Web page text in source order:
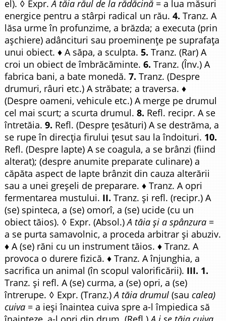
el). ◊ Expr.A tăia răul de la rădăcină = a lua măsuri
energice pentru a stârpi radical un rău.4. Tranz. A
lăsa urme în profunzime, a brăzda; a executa (prin
așchiere) adâncituri sau proeminențe pe suprafața
unui obiect. ♦ A săpa, a sculpta.5. Tranz. (Rar) A
croi un obiect de îmbrăcăminte.6. Tranz. (Înv.) A
fabrica bani, a bate monedă.7. Tranz. (Despre
drumuri, râuri etc.) A străbate; a traversa. ♦
(Despre oameni, vehicule etc.) A merge pe drumul
cel mai scurt; a scurta drumul.8. Refl. recipr. A se
întretăia.9. Refl. (Despre țesături) A se destrăma, a
se rupe în direcția firului țesut sau la îndoituri. 10.
Refl. (Despre lapte) A se coagula, a se brânzi (fiind
alterat); (despre anumite preparate culinare) a
căpăta aspect de lapte brânzit din cauza alterării
sau a unei greșeli de preparare. ♦ Tranz. A opri
fermentarea mustului. II. Tranz. și refl. (recipr.) A
(se) spinteca, a (se) omorî, a (se) ucide (cu un
obiect tăios). ◊ Expr. (Absol.)A tăia și a spânzura =
a se purta samavolnic, a proceda arbitrar și abuziv.
♦ A (se) răni cu un instrument tăios. ♦ Tranz. A
provoca o durere fizică. ♦ Tranz. A înjunghia, a
sacrifica un animal (în scopul valorificării). III. 1.
Tranz. și refl. A (se) curma, a (se) opri, a (se)
întrerupe. ◊ Expr. (Tranz.)A tăia drumul (saucalea)
cuiva = a ieși înaintea cuiva spre a-l împiedica să